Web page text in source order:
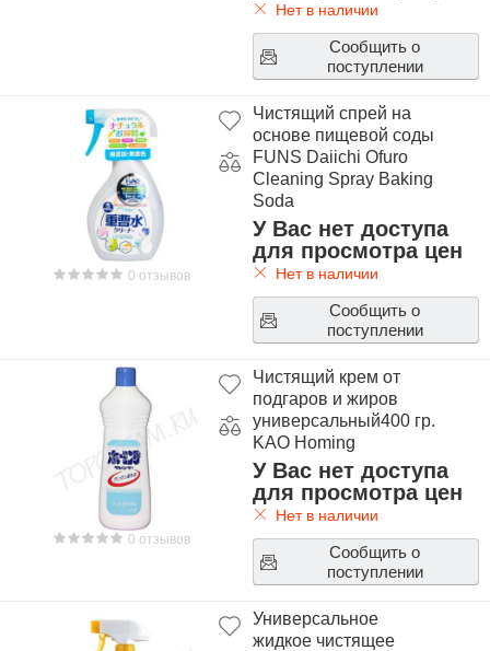
Нет в наличии
Сообщить о
поступлении
0 отзывов
Чистящий спрей на
основе пищевой соды
FUNS Daiichi Ofuro
Сleaning Spray Baking
Soda
У Вас нет доступа
для просмотра цен
Нет в наличии
Сообщить о
поступлении
0 отзывов
Чистящий крем от
подгаров и жиров
универсальный400 гр.
KAO Homing
У Вас нет доступа
для просмотра цен
Нет в наличии
Сообщить о
поступлении
Универсальное
жидкое чистящее